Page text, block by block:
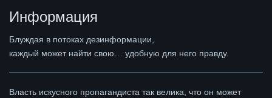
Информация
Блуждая в потоках дезинформации,
каждый может найти свою… удобную для него правду.
Власть искусного пропагандиста так велика, что он может